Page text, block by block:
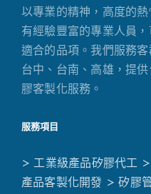
以專業的精神，高度的
有經驗豐富的專業人員
適合的品項。我們服務
台中、台南、高雄，提
膠客製化服務。
服務項目
> 工業級產品矽膠代工
產品客製化開發 > 矽膠